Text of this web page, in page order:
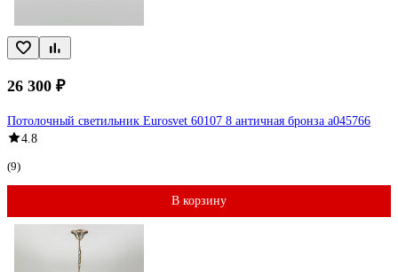
26 300 ₽
Потолочный светильник Eurosvet 60107 8 античная бронза a045766
4.8
(9)
В корзину